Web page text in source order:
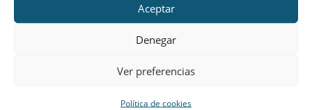
Aceptar
Denegar
Ver preferencias
Política de cookies
¡SEGURO QUE NO TE PIERDES UN PLAN TAN